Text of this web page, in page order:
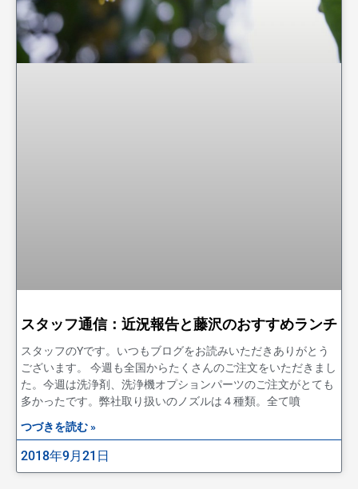
スタッフ通信：近況報告と藤沢のおすすめランチ
スタッフのYです。いつもブログをお読みいただきありがとう
ございます。 今週も全国からたくさんのご注文をいただきまし
た。今週は洗浄剤、洗浄機オプションパーツのご注文がとても
多かったです。弊社取り扱いのノズルは４種類。全て噴
つづきを読む »
2018年9月21日